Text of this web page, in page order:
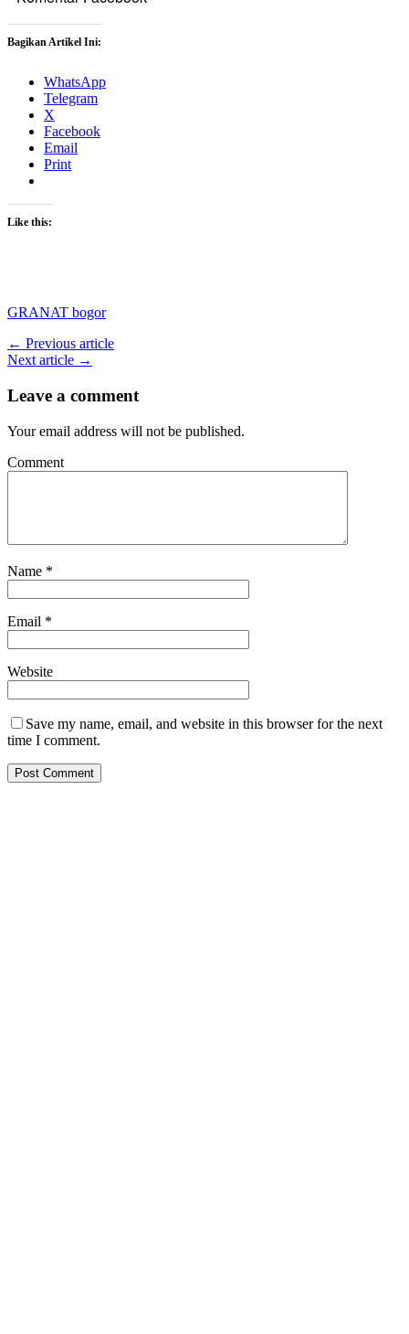
Bagikan Artikel Ini:
WhatsApp
Telegram
X
Facebook
Email
Print
Like this:
GRANAT bogor
← Previous article
Next article →
Leave a comment
Your email address will not be published.
Comment
Name *
Email *
Website
Save my name, email, and website in this browser for the next
time I comment.